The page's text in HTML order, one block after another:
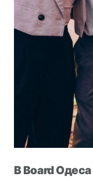
В Board Одеса